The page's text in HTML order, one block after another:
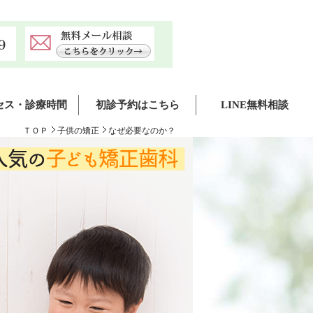
ス・診療時間
ーバー歯科クリニック(ミント神戸)
バー歯科クリニック神戸マルイ院
初診予約はこちら LINE無料相談
ＴＯＰ 子供の矯正 なぜ必要なのか？